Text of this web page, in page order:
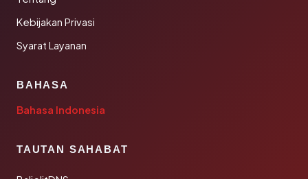
Kebijakan Privasi
Syarat Layanan
BAHASA
Bahasa Indonesia
TAUTAN SAHABAT